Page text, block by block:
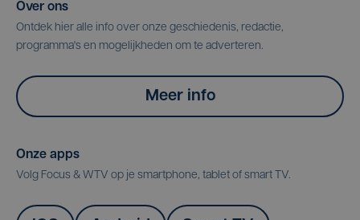
Over ons
Ontdek hier alle info over onze geschiedenis, redactie,
programma's en mogelijkheden om te adverteren.
Meer info
Onze apps
Volg Focus & WTV op je smartphone, tablet of smart TV.